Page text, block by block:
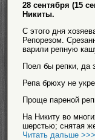
28 сентября (15
Никиты.
С этого дня
Репорезом.
варили репную
Поел бы репки, да
Репа брюху не
Проще пареной
На Никиту во
шерстью; снятая
Читать дальше >>>